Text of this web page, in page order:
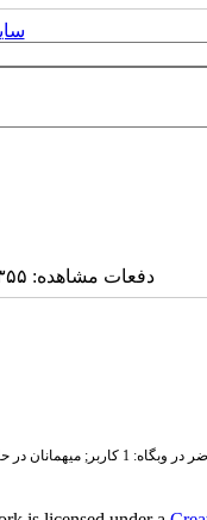
دفعات مشاهده: ۴۳۵۵ بار |
وبگاه: 1 کاربر; میهمانان در حال